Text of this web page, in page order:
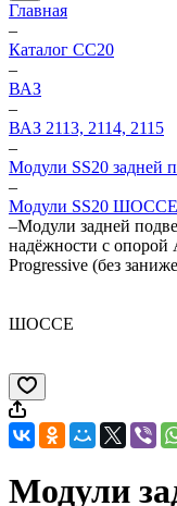
Главная
–
Каталог CC20
–
ВАЗ
–
ВАЗ 2113, 2114, 2115
–
Модули SS20 задней
–
Модули SS20 ШОССЕ
–Модули задней
надёжности с
Progressive (без
ШОССЕ
Модули